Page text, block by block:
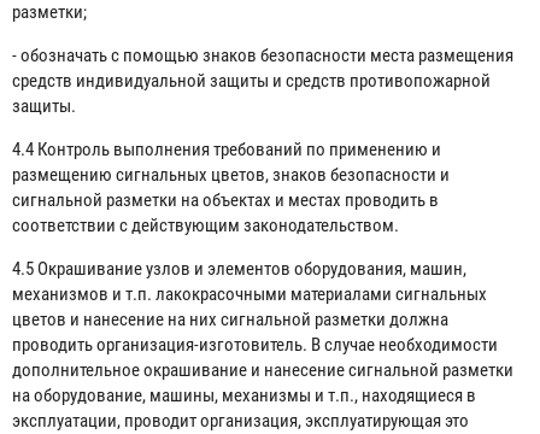
разметки;
- обозначать с помощью знаков безопасности места размещения
средств индивидуальной защиты и средств противопожарной
защиты.
4.4 Контроль выполнения требований по применению и
размещению сигнальных цветов, знаков безопасности и
сигнальной разметки на объектах и местах проводить в
соответствии с действующим законодательством.
4.5 Окрашивание узлов и элементов оборудования, машин,
механизмов и т.п. лакокрасочными материалами сигнальных
цветов и нанесение на них сигнальной разметки должна
проводить организация-изготовитель. В случае необходимости
дополнительное окрашивание и нанесение сигнальной разметки
на оборудование, машины, механизмы и т.п., находящиеся в
эксплуатации, проводит организация, эксплуатирующая это